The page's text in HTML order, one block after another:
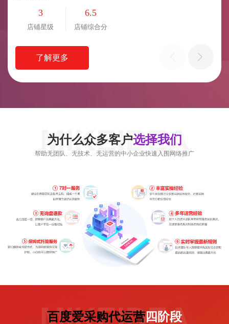
3
店铺星级
6.5
店铺综合分
了解更多
为什么众多客户选择我们
帮助无团队、无技术、无运营的中小企业快速入围网络推广
MIKEIDEA
百度爱采购代运营四阶段